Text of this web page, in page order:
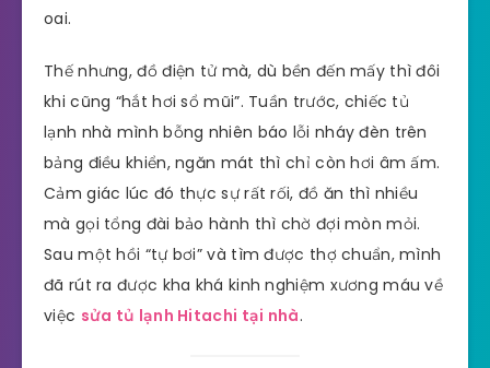
oai.
Thế nhưng, đồ điện tử mà, dù bền đến mấy thì đôi
khi cũng “hắt hơi sổ mũi”. Tuần trước, chiếc tủ
lạnh nhà mình bỗng nhiên báo lỗi nháy đèn trên
bảng điều khiển, ngăn mát thì chỉ còn hơi âm ấm.
Cảm giác lúc đó thực sự rất rối, đồ ăn thì nhiều
mà gọi tổng đài bảo hành thì chờ đợi mòn mỏi.
Sau một hồi “tự bơi” và tìm được thợ chuẩn, mình
đã rút ra được kha khá kinh nghiệm xương máu về
việc sửa tủ lạnh Hitachi tại nhà.